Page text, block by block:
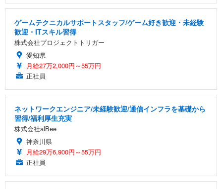
ゲームテクニカルサポートスタッフ/ゲーム好き歓迎・未経験
歓迎・ITスキル習得
株式会社プロジェクトトリガー
愛知県
月給27万2,000円～55万円
正社員
ネットワークエンジニア/未経験歓迎/通信インフラを基礎から
習得/福利厚生充実
株式会社alBee
神奈川県
月給29万6,900円～55万円
正社員